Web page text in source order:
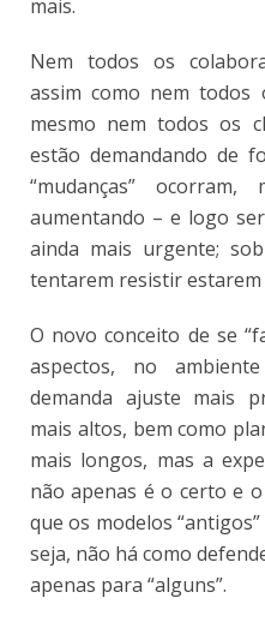
mais.
Nem todos os
assim como nem todos
mesmo nem todos os
estão demandando de
“mudanças”
aumentando – e logo
ainda mais urgente;
tentarem resistir estarem
O novo conceito de se
aspectos, no
demanda ajuste mais
mais altos, bem como
mais longos, mas a
não apenas é o certo e
que os modelos
seja, não há como
apenas para “alguns”.